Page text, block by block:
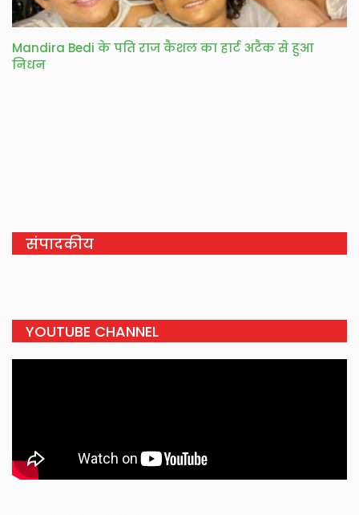
Mandira Bedi के पति राज कैशल का हार्ट अटैक से हुआ
निधन
संपादकीय
YOUTUBE CHANNEL